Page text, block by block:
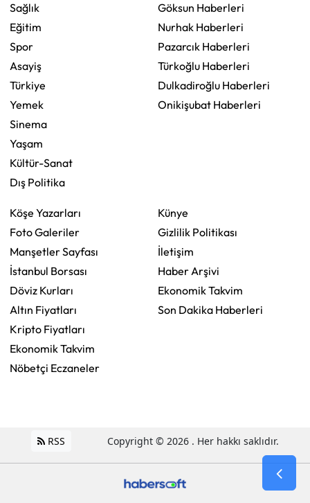
Sağlık
Eğitim
Spor
Asayiş
Türkiye
Yemek
Sinema
Yaşam
Kültür-Sanat
Dış Politika
Göksun Haberleri
Nurhak Haberleri
Pazarcık Haberleri
Türkoğlu Haberleri
Dulkadiroğlu Haberleri
Onikişubat Haberleri
Köşe Yazarları
Foto Galeriler
Manşetler Sayfası
İstanbul Borsası
Döviz Kurları
Altın Fiyatları
Kripto Fiyatları
Ekonomik Takvim
Nöbetçi Eczaneler
Künye
Gizlilik Politikası
İletişim
Haber Arşivi
Ekonomik Takvim
Son Dakika Haberleri
RSS Copyright © 2026 . Her hakkı saklıdır.